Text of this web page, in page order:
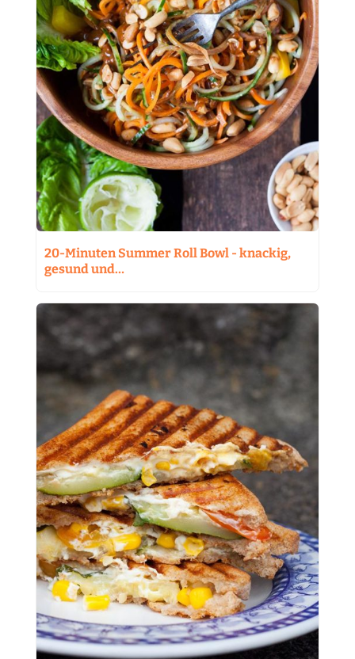
20-Minuten Summer Roll Bowl - knackig,
gesund und…